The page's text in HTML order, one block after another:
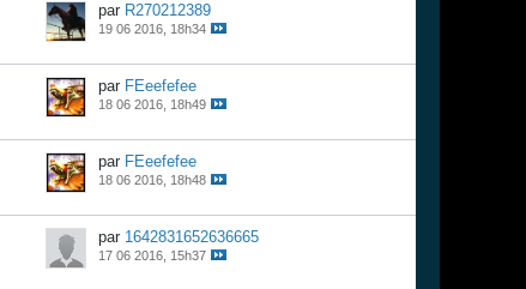
par R270212389
19 06 2016, 18h34
par FEeefefee
18 06 2016, 18h49
par FEeefefee
18 06 2016, 18h48
par 1642831652636665
17 06 2016, 15h37